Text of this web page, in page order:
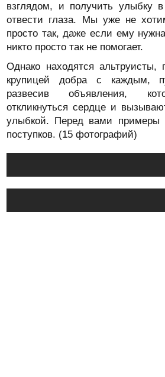
взглядом, и получить улыбку
отвести глаза. Мы уже не
просто так, даже если ему
никто просто так не помогает.
Однако находятся альтруисты,
крупицей добра с каждым,
развесив объявления,
откликнуться сердце и
улыбкой. Перед вами примеры
поступков. (15 фотографий)